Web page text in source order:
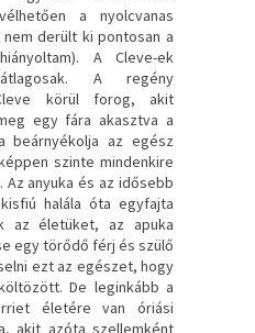
a nyolcvanas
derült ki pontosan a
A Cleve-ek
A regény
körül forog, akit
egy fára akasztva a
beárnyékolja az egész
szinte mindenkire
Az anyuka és az idősebb
halála óta egyfajta
az életüket, az apuka
egy törődő férj és szülő
ezt az egészet, hogy
De leginkább a
életére van óriási
akit azóta szellemként